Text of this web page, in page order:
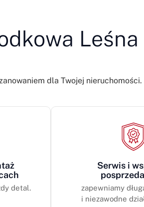
Leśna
dla Twojej nieruchomości.
detal.
Serwis i
zapewniamy
i niezawodne